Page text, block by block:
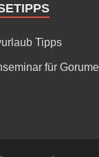
Tipps
für